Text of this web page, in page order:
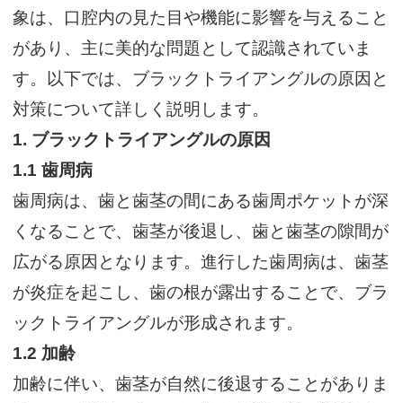
象は、口腔内の見た目や機能に影響を与えること
があり、主に美的な問題として認識されていま
す。以下では、ブラックトライアングルの原因と
対策について詳しく説明します。
1. ブラックトライアングルの原因
1.1歯周病
歯周病は、歯と歯茎の間にある歯周ポケットが深
くなることで、歯茎が後退し、歯と歯茎の隙間が
広がる原因となります。進行した歯周病は、歯茎
が炎症を起こし、歯の根が露出することで、ブラ
ックトライアングルが形成されます。
1.2 加齢
加齢に伴い、歯茎が自然に後退することがありま